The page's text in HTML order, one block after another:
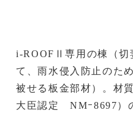
i-ROOFⅡ専用の棟（切
て、雨水侵入防止のた
被せる板金部材）。材
大臣認定 NMｰ8697）